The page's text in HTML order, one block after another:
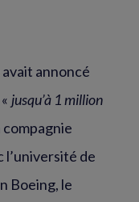
annoncé
jusqu’à 1 million
compagnie
l’université de
Boeing, le